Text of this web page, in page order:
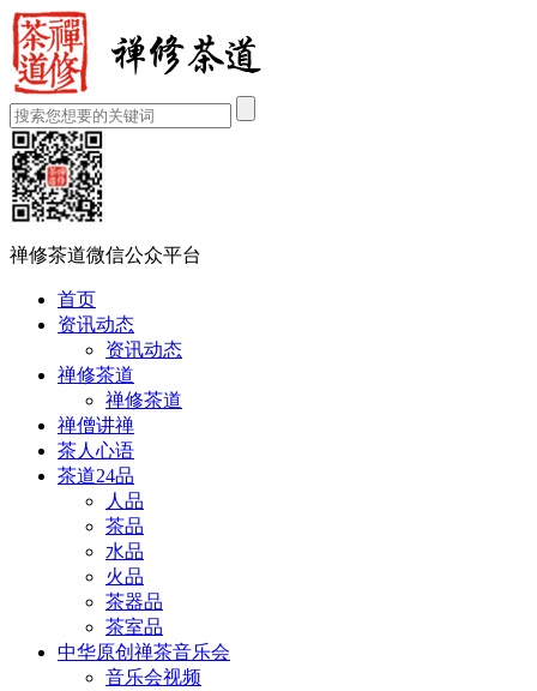
禅修茶道微信公众平台
首页
资讯动态
资讯动态
禅修茶道
禅修茶道
禅僧讲禅
茶人心语
茶道24品
人品
茶品
水品
火品
茶器品
茶室品
中华原创禅茶音乐会
音乐会视频